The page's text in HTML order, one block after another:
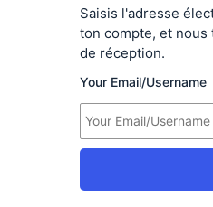
Saisis l'adresse
ton compte, et nous
de réception.
Your Email/Username